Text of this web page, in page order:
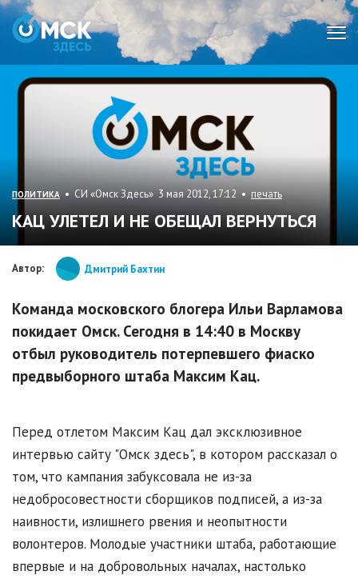
ПОЛИТИКА • СИ «Омск Здесь» 3 мая 2012, 17:12 • печать
КАЦ УЛЕТЕЛ И НЕ ОБЕЩАЛ ВЕРНУТЬСЯ
Автор: Дмитрий Бахтин
Команда московского блогера Ильи Варламова
покидает Омск. Сегодня в 14:40 в Москву
отбыл руководитель потерпевшего фиаско
предвыборного штаба Максим Кац.
Перед отлетом Максим Кац дал эксклюзивное
интервью сайту "Омск здесь", в котором рассказал о
том, что кампания забуксовала не из-за
недобросовестности сборщиков подписей, а из-за
наивности, излишнего рвения и неопытности
волонтеров. Молодые участники штаба, работающие
впервые и на добровольных началах, настолько